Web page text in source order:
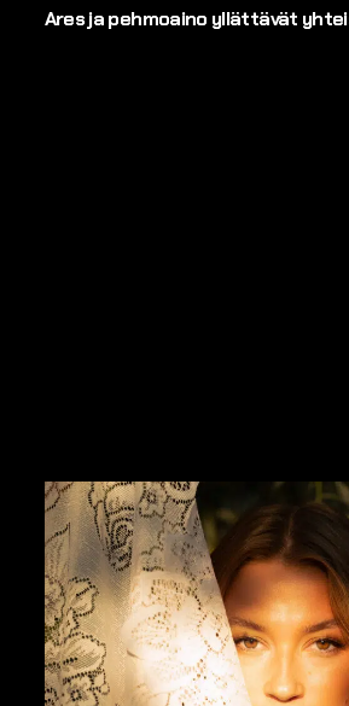
Ares ja pehmoaino yllättävät